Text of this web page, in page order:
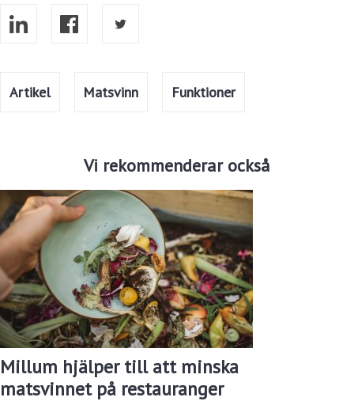
Artikel Matsvinn Funktioner
Vi rekommenderar också
Millum hjälper till att minska
matsvinnet på restauranger